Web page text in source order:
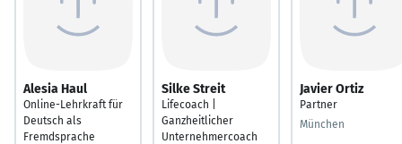
Alesia Haul
Online-Lehrkraft für
Deutsch als
Fremdsprache
Silke Streit
Lifecoach |
Ganzheitlicher
Unternehmercoach
Javier Ortiz
Partner
München